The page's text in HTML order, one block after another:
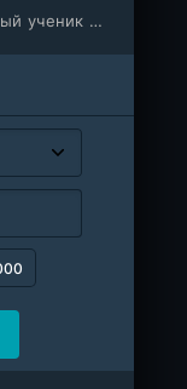
в школе магии